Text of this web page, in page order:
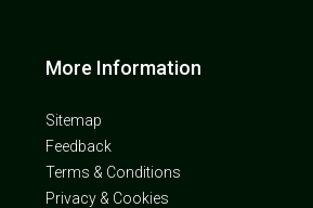
More Information
Sitemap
Feedback
Terms & Conditions
Privacy & Cookies